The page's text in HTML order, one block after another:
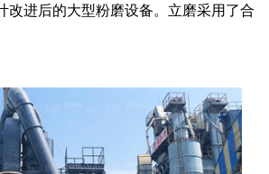
改进后的大型粉磨设备。立磨采用了合